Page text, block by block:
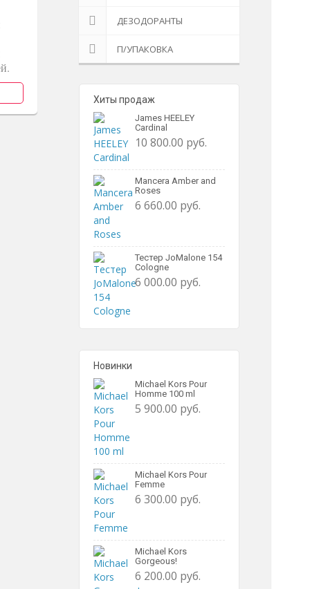
ДЕЗОДОРАНТЫ
П/УПАКОВКА
Хиты продаж
James HEELEY
Cardinal
10 800.00 руб.
Mancera Amber and
Roses
6 660.00 руб.
Тестер JoMalone 154
Cologne
6 000.00 руб.
Новинки
Michael Kors Pour
Homme 100 ml
5 900.00 руб.
Michael Kors Pour
Femme
6 300.00 руб.
Michael Kors
Gorgeous!
6 200.00 руб.